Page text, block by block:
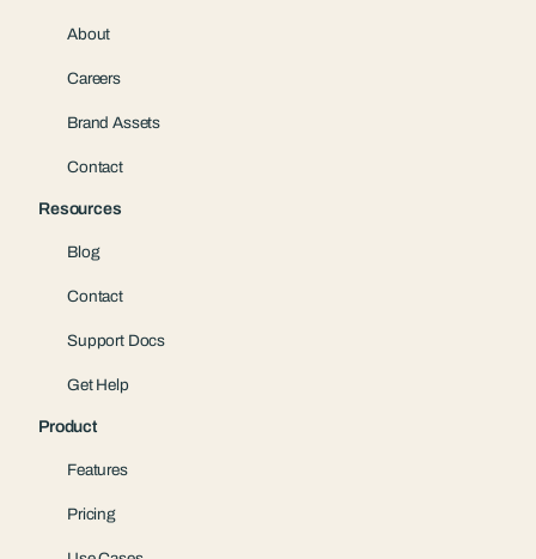
About
Careers
Brand Assets
Contact
Resources
Blog
Contact
Support Docs
Get Help
Product
Features
Pricing